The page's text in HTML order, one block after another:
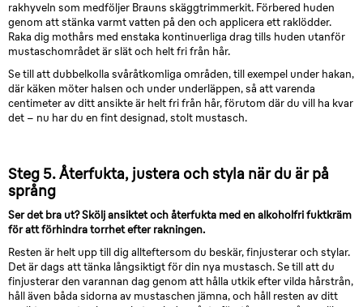
rakhyveln som medföljer Brauns skäggtrimmerkit. Förbered huden
genom att stänka varmt vatten på den och applicera ett raklödder.
Raka dig mothårs med enstaka kontinuerliga drag tills huden utanför
mustaschområdet är slät och helt fri från hår.
Se till att dubbelkolla svåråtkomliga områden, till exempel under hakan,
där käken möter halsen och under underläppen, så att varenda
centimeter av ditt ansikte är helt fri från hår, förutom där du vill ha kvar
det – nu har du en fint designad, stolt mustasch.
Steg 5. Återfukta, justera och styla när du är på
språng
Ser det bra ut? Skölj ansiktet och återfukta med en alkoholfri fuktkräm
för att förhindra torrhet efter rakningen.
Resten är helt upp till dig allteftersom du beskär, finjusterar och stylar.
Det är dags att tänka långsiktigt för din nya mustasch. Se till att du
finjusterar den varannan dag genom att hålla utkik efter vilda hårstrån,
håll även båda sidorna av mustaschen jämna, och håll resten av ditt